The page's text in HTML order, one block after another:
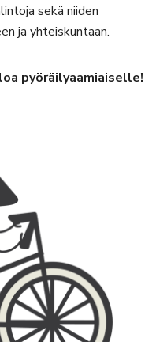
sekä niiden
ja yhteiskuntaan.
pyöräilyaamiaiselle!